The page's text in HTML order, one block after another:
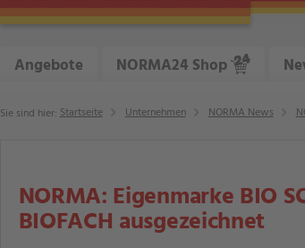
Angebote NORMA24 Shop
Sie sind hier: Startseite Unternehmen NORMA News
NORMA: Eigenmarke BIO
BIOFACH ausgezeichnet